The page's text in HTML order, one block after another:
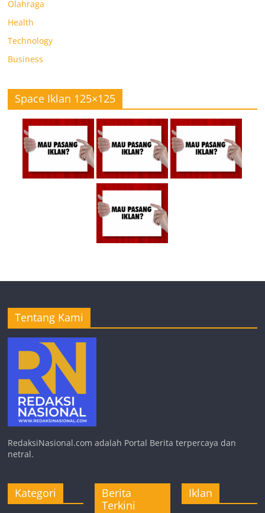
Olahraga
Health
Technology
Business
Space Iklan 125×125
Tentang Kami
RedaksiNasional.com adalah Portal Berita terpercaya dan
netral.
Kategori
Berita
Terkini
Iklan